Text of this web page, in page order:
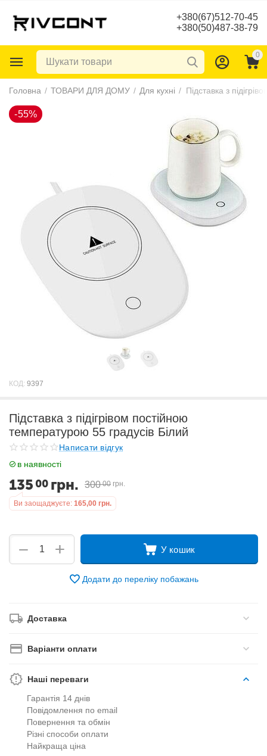
+380(67)512-70-45
+380(50)487-38-79
0
Головна / ТОВАРИ ДЛЯ ДОМУ / Для кухні /
КОД: 9397
Підставка з підігрівом постійною
температурою 55 градусів Білий
Написати відгук
в наявності
135 00 грн. 300 00 грн.
Ви заощаджуєте: 165,00 грн.
+
− У кошик
Додати до переліку побажань
Доставка
Варіанти оплати
Наші переваги
Гарантія 14 днів
Повідомлення по email
Повернення та обмін
Різні способи оплати
Найкраща ціна